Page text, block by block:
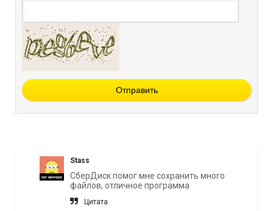
Отправить
Stass
СберДиск помог мне сохранить много
файлов, отличное программа
Цитата